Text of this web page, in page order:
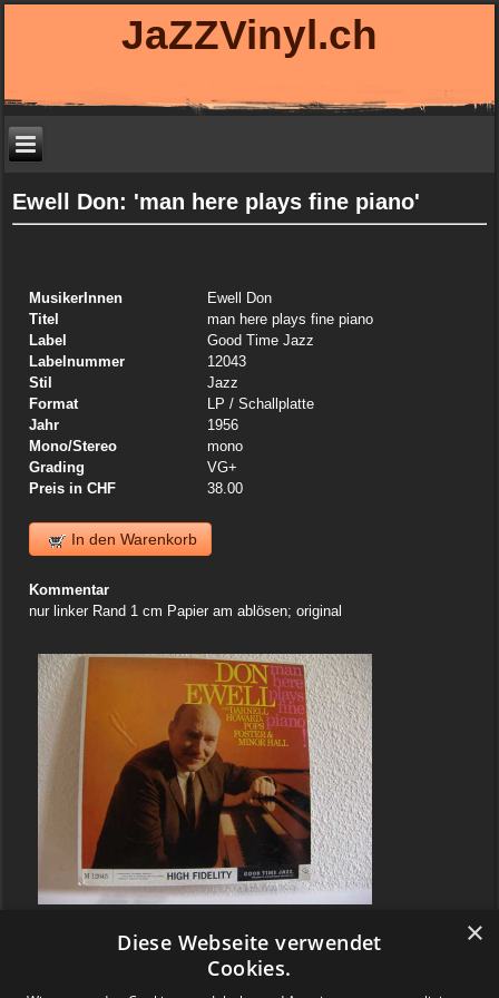
JaZZVinyl.ch
Ewell Don: 'man here plays fine piano'
MusikerInnen
Ewell Don
Titel
man here plays fine piano
Label
Good Time Jazz
Labelnummer
12043
Stil
Jazz
Format
LP / Schallplatte
Jahr
1956
Mono/Stereo
mono
Grading
VG+
Preis in CHF
38.00
In den Warenkorb
Kommentar
nur linker Rand 1 cm Papier am ablösen; original
×
Diese Webseite verwendet
Cookies.